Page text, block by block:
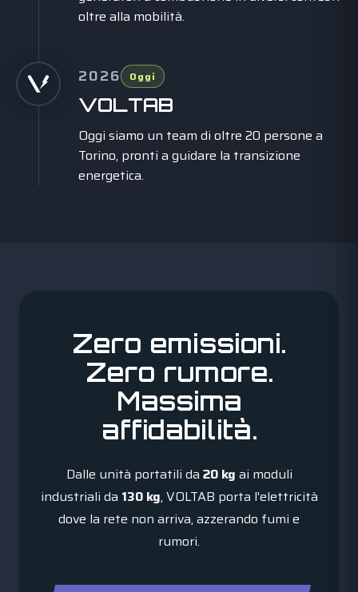
oltre alla mobilità.
2026 Oggi
VOLTAB
Oggi siamo un team di oltre 20 persone a
Torino, pronti a guidare la transizione
energetica.
Zero emissioni.
Zero rumore.
Massima
affidabilità.
Dalle unità portatili da 20 kg ai moduli
industriali da 130 kg, VOLTAB porta l'elettricità
dove la rete non arriva, azzerando fumi e
rumori.